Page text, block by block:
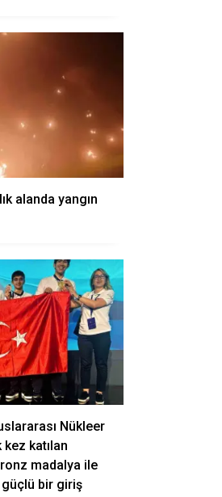
alanda yangın
Nükleer
kez katılan
madalya ile
güçlü bir giriş